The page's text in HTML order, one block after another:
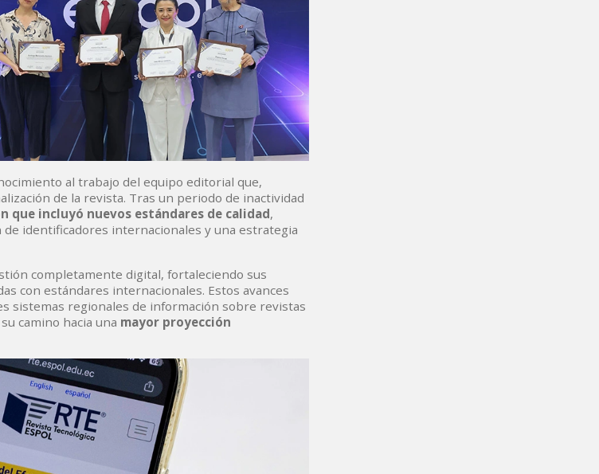
al trabajo del equipo editorial que,
de la revista. Tras un periodo de inactividad
que incluyó nuevos estándares de calidad,
identificadores internacionales y una estrategia
completamente digital, fortaleciendo sus
con estándares internacionales. Estos avances
sistemas regionales de información sobre revistas
camino hacia una mayor proyección